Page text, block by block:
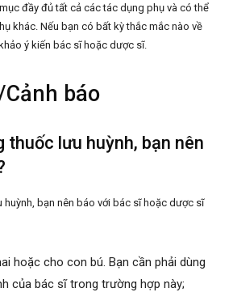
đầy đủ tất cả các tác dụng phụ và có thể
khác. Nếu bạn có bất kỳ thắc mắc nào về
ý kiến bác sĩ hoặc dược sĩ.
báo
thuốc lưu huỳnh, bạn nên
huỳnh, bạn nên báo với bác sĩ hoặc dược sĩ
hoặc cho con bú. Bạn cần phải dùng
của bác sĩ trong trường hợp này;